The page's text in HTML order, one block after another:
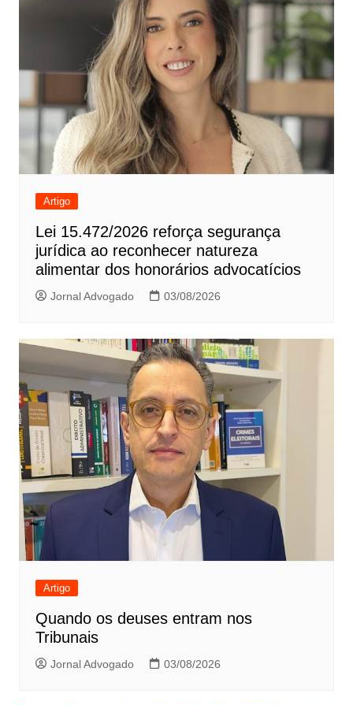
Artigo
Lei 15.472/2026 reforça segurança
jurídica ao reconhecer natureza
alimentar dos honorários advocatícios
Jornal Advogado 03/08/2026
Artigo
Quando os deuses entram nos
Tribunais
Jornal Advogado 03/08/2026